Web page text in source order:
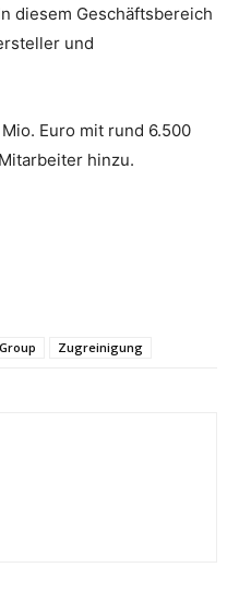
diesem Geschäftsbereich
und
Euro mit rund 6.500
hinzu.
Zugreinigung